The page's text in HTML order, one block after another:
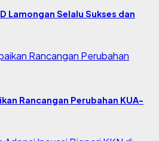
Lamongan Selalu Sukses dan
Rancangan Perubahan KUA-